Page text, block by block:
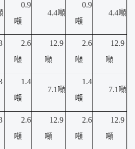
0.9
噸
4.4噸
0.9
噸
4.4噸
2.6
噸
12.9
噸
2.6
噸
12.9
噸
1.4
噸
7.1噸
1.4
噸
7.1噸
2.6
噸
12.9
噸
2.6
噸
12.9
噸